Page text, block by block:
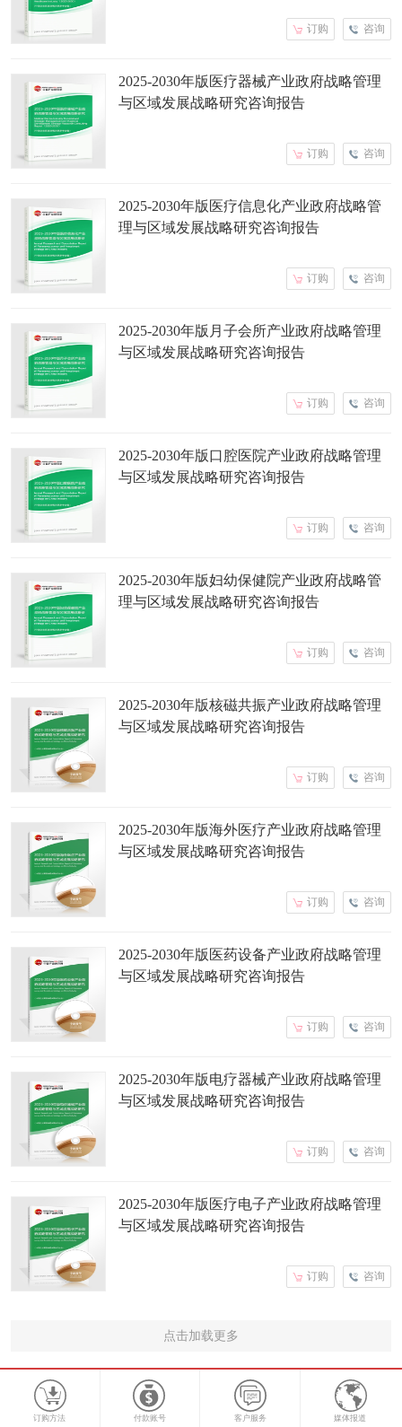
咨询
订购
2025-2030年版医疗器械产业政府战略管理
与区域发展战略研究咨询报告
咨询
订购
2025-2030年版医疗信息化产业政府战略管
理与区域发展战略研究咨询报告
咨询
订购
2025-2030年版月子会所产业政府战略管理
与区域发展战略研究咨询报告
咨询
订购
2025-2030年版口腔医院产业政府战略管理
与区域发展战略研究咨询报告
咨询
订购
2025-2030年版妇幼保健院产业政府战略管
理与区域发展战略研究咨询报告
咨询
订购
2025-2030年版核磁共振产业政府战略管理
与区域发展战略研究咨询报告
咨询
订购
2025-2030年版海外医疗产业政府战略管理
与区域发展战略研究咨询报告
咨询
订购
2025-2030年版医药设备产业政府战略管理
与区域发展战略研究咨询报告
咨询
订购
2025-2030年版电疗器械产业政府战略管理
与区域发展战略研究咨询报告
咨询
订购
2025-2030年版医疗电子产业政府战略管理
与区域发展战略研究咨询报告
咨询
订购
点击加载更多
订购方法 付款账号 客户服务 媒体报道